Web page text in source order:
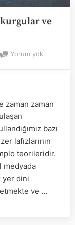
ve
Yorum yok
kaygılar
zaman zaman
bazı
lafızlarının
teorileridir.
medyada
yer dini
ve …